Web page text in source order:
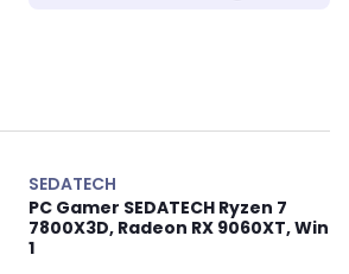
SEDATECH
PC Gamer SEDATECH Ryzen 7
7800X3D, Radeon RX 9060XT, Win
1